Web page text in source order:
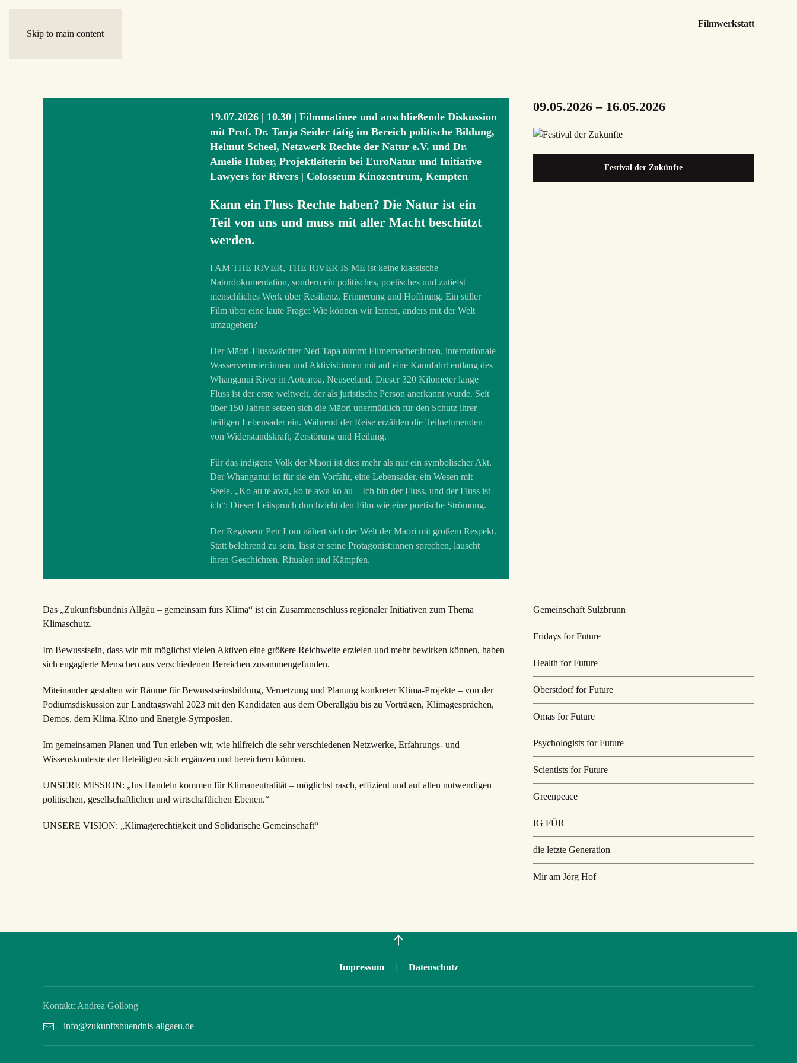
Skip to main content
Filmwerkstatt
19.07.2026 | 10.30 | Filmmatinee und anschließende Diskussion
mit Prof. Dr. Tanja Seider tätig im Bereich politische Bildung,
Helmut Scheel, Netzwerk Rechte der Natur e.V. und Dr.
Amelie Huber, Projektleiterin bei EuroNatur und Initiative
Lawyers for Rivers | Colosseum Kinozentrum, Kempten
Kann ein Fluss Rechte haben? Die Natur ist ein
Teil von uns und muss mit aller Macht beschützt
werden.
I AM THE RIVER, THE RIVER IS ME ist keine klassische
Naturdokumentation, sondern ein politisches, poetisches und zutiefst
menschliches Werk über Resilienz, Erinnerung und Hoffnung. Ein stiller
Film über eine laute Frage: Wie können wir lernen, anders mit der Welt
umzugehen?
Der Māori-Flusswächter Ned Tapa nimmt Filmemacher:innen, internationale
Wasservertreter:innen und Aktivist:innen mit auf eine Kanufahrt entlang des
Whanganui River in Aotearoa, Neuseeland. Dieser 320 Kilometer lange
Fluss ist der erste weltweit, der als juristische Person anerkannt wurde. Seit
über 150 Jahren setzen sich die Māori unermüdlich für den Schutz ihrer
heiligen Lebensader ein. Während der Reise erzählen die Teilnehmenden
von Widerstandskraft, Zerstörung und Heilung.
Für das indigene Volk der Māori ist dies mehr als nur ein symbolischer Akt.
Der Whanganui ist für sie ein Vorfahr, eine Lebensader, ein Wesen mit
Seele. „Ko au te awa, ko te awa ko au – Ich bin der Fluss, und der Fluss ist
ich“: Dieser Leitspruch durchzieht den Film wie eine poetische Strömung.
Der Regisseur Petr Lom nähert sich der Welt der Māori mit großem Respekt.
Statt belehrend zu sein, lässt er seine Protagonist:innen sprechen, lauscht
ihren Geschichten, Ritualen und Kämpfen.
09.05.2026 – 16.05.2026
Festival der Zukünfte
Das „Zukunftsbündnis Allgäu – gemeinsam fürs Klima“ ist ein Zusammenschluss regionaler Initiativen zum Thema
Klimaschutz.
Im Bewusstsein, dass wir mit möglichst vielen Aktiven eine größere Reichweite erzielen und mehr bewirken können, haben
sich engagierte Menschen aus verschiedenen Bereichen zusammengefunden.
Miteinander gestalten wir Räume für Bewusstseinsbildung, Vernetzung und Planung konkreter Klima-Projekte – von der
Podiumsdiskussion zur Landtagswahl 2023 mit den Kandidaten aus dem Oberallgäu bis zu Vorträgen, Klimagesprächen,
Demos, dem Klima-Kino und Energie-Symposien.
Im gemeinsamen Planen und Tun erleben wir, wie hilfreich die sehr verschiedenen Netzwerke, Erfahrungs- und
Wissenskontexte der Beteiligten sich ergänzen und bereichern können.
UNSERE MISSION: „Ins Handeln kommen für Klimaneutralität – möglichst rasch, effizient und auf allen notwendigen
politischen, gesellschaftlichen und wirtschaftlichen Ebenen.“
UNSERE VISION: „Klimagerechtigkeit und Solidarische Gemeinschaft“
Gemeinschaft Sulzbrunn
Fridays for Future
Health for Future
Oberstdorf for Future
Omas for Future
Psychologists for Future
Scientists for Future
Greenpeace
IG FÜR
die letzte Generation
Mir am Jörg Hof
Impressum Datenschutz
Kontakt: Andrea Gollong
info@zukunftsbuendnis-allgaeu.de